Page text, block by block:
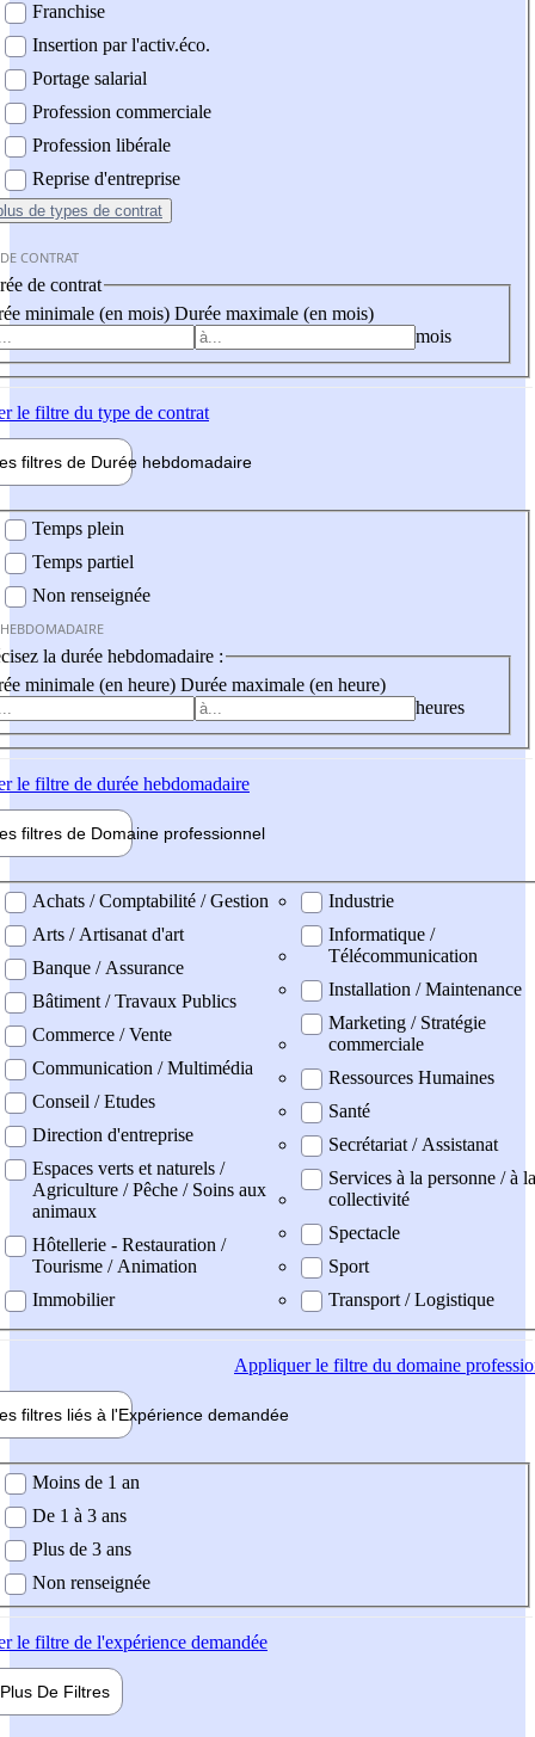
Franchise
Insertion par l'activ.éco.
Portage salarial
Profession commerciale
Profession libérale
Reprise d'entreprise
de types de contrat
CONTRAT
de contrat
minimale (en mois) Durée maximale (en mois)
mois
le filtre du type de contrat
filtres de Durée hebdomadaire
Temps plein
Temps partiel
Non renseignée
la durée hebdomadaire :
minimale (en heure) Durée maximale (en heure)
heures
le filtre de durée hebdomadaire
filtres de Domaine professionnel
professionel
Achats / Comptabilité / Gestion
Arts / Artisanat d'art
Banque / Assurance
Bâtiment / Travaux Publics
Commerce / Vente
Communication / Multimédia
Conseil / Etudes
Direction d'entreprise
Espaces verts et naturels /
Agriculture / Pêche / Soins aux
animaux
Hôtellerie - Restauration /
Tourisme / Animation
Immobilier
Industrie
Informatique /
Télécommunication
Installation / Maintenance
Marketing / Stratégie
commerciale
Ressources Humaines
Santé
Secrétariat / Assistanat
Services à la personne / à la
collectivité
Spectacle
Sport
Transport / Logistique
Appliquerle filtre du domaine
filtres liés à l'Expérience demandée
demandée
Moins de 1 an
De 1 à 3 ans
Plus de 3 ans
Non renseignée
le filtre de l'expérience demandée
Plus De Filtres